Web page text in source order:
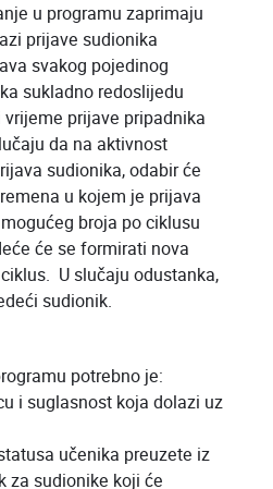
u programu zaprimaju
prijave sudionika
svakog pojedinog
sukladno redoslijedu
prijave pripadnika
da na aktivnost
sudionika, odabir će
u kojem je prijava
broja po ciklusu
će se formirati nova
U slučaju odustanka,
sudionik.
potrebno je:
i suglasnost koja dolazi uz
učenika preuzete iz
za sudionike koji će